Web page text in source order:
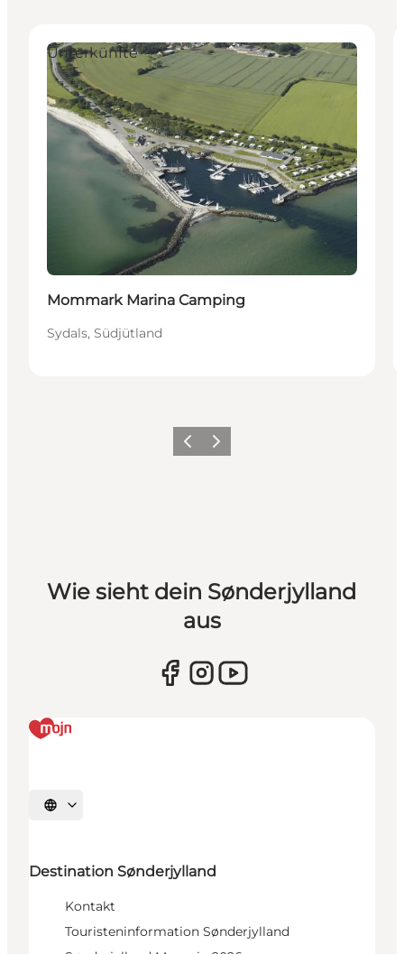
Unterkünfte
Mommark Marina Camping
Sydals, Südjütland
ZurückWeiter
Wie sieht dein Sønderjylland
aus
Sprache auswählen
Destination Sønderjylland
Kontakt
Touristeninformation Sønderjylland